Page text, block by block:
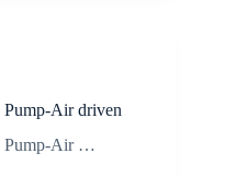
Pump-Air driven
Pump-Air …